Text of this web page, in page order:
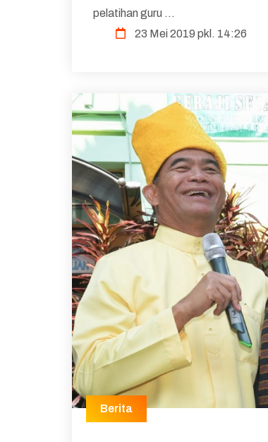
pelatihan guru ...
23 Mei 2019 pkl. 14:26
Berita